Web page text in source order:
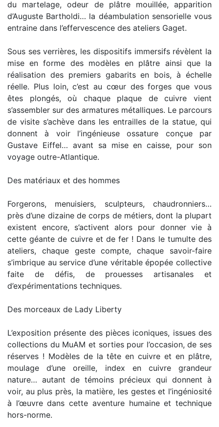
du martelage, odeur de plâtre mouillée, apparition
d’Auguste Bartholdi… la déambulation sensorielle vous
entraine dans l’effervescence des ateliers Gaget.
Sous ses verrières, les dispositifs immersifs révèlent la
mise en forme des modèles en plâtre ainsi que la
réalisation des premiers gabarits en bois, à échelle
réelle. Plus loin, c’est au cœur des forges que vous
êtes plongés, où chaque plaque de cuivre vient
s’assembler sur des armatures métalliques. Le parcours
de visite s’achève dans les entrailles de la statue, qui
donnent à voir l’ingénieuse ossature conçue par
Gustave Eiffel… avant sa mise en caisse, pour son
voyage outre-Atlantique.
Des matériaux et des hommes
Forgerons, menuisiers, sculpteurs, chaudronniers…
près d’une dizaine de corps de métiers, dont la plupart
existent encore, s’activent alors pour donner vie à
cette géante de cuivre et de fer ! Dans le tumulte des
ateliers, chaque geste compte, chaque savoir-faire
s’imbrique au service d’une véritable épopée collective
faite de défis, de prouesses artisanales et
d’expérimentations techniques.
Des morceaux de Lady Liberty
L’exposition présente des pièces iconiques, issues des
collections du MuAM et sorties pour l’occasion, de ses
réserves ! Modèles de la tête en cuivre et en plâtre,
moulage d’une oreille, index en cuivre grandeur
nature… autant de témoins précieux qui donnent à
voir, au plus près, la matière, les gestes et l’ingéniosité
à l’œuvre dans cette aventure humaine et technique
hors-norme.